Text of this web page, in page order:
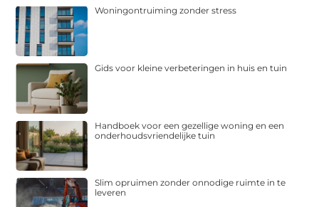
Woningontruiming zonder stress
Gids voor kleine verbeteringen in huis en tuin
Handboek voor een gezellige woning en een
onderhoudsvriendelijke tuin
Slim opruimen zonder onnodige ruimte in te
leveren